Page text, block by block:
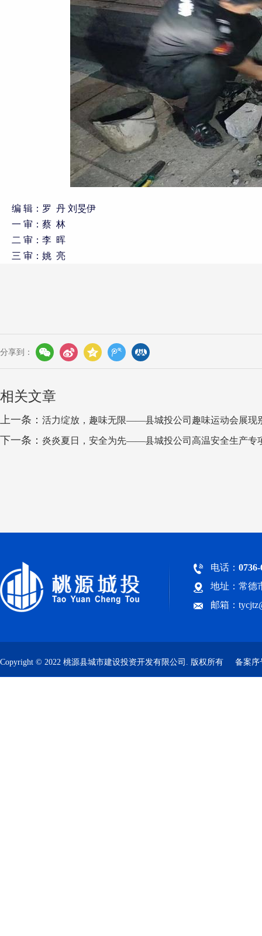
编 辑：罗 丹 刘旻伊
一 审：蔡 林
二 审：李 晖
三 审： 姚 亮
分享到：
相关文章
上一条： 活力绽放，趣味无限——县城投公司趣味运动会展现
下一条： 炎炎夏日，安全为先——县城投公司高温安全生产专
电话：
地址：常德
邮箱：
Copyright © 2022 桃源县城市建设投资开发有限公司. 版权所有 备案序